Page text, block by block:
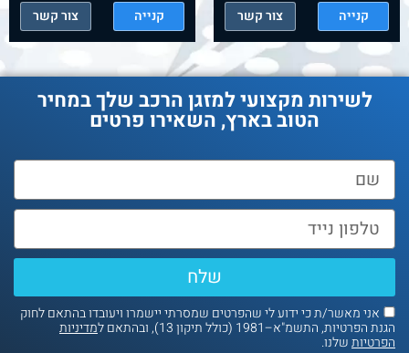
קנייה צור קשר קנייה צור קשר
לשירות מקצועי למזגן הרכב שלך במחיר
הטוב בארץ, השאירו פרטים
אני מאשר/ת כי ידוע לי שהפרטים שמסרתי יישמרו ויעובדו בהתאם לחוק
הפרטיות, התשמ"א–1981 (כולל תיקון 13), ובהתאם ל מדיניות
שלנו.
שלח